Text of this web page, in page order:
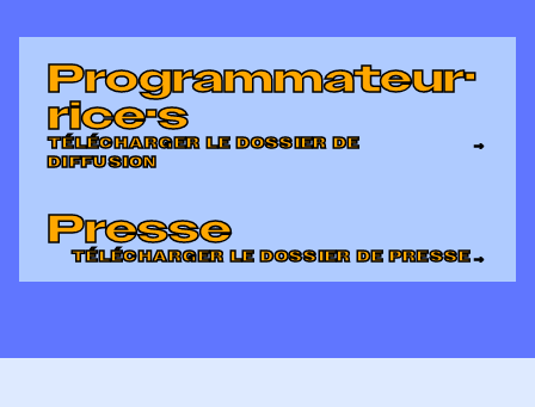
Programmateur·
rice·s
TÉLÉCHARGER LE DOSSIER DE
DIFFUSION
→
Presse
TÉLÉCHARGER LE DOSSIER DE PRESSE→